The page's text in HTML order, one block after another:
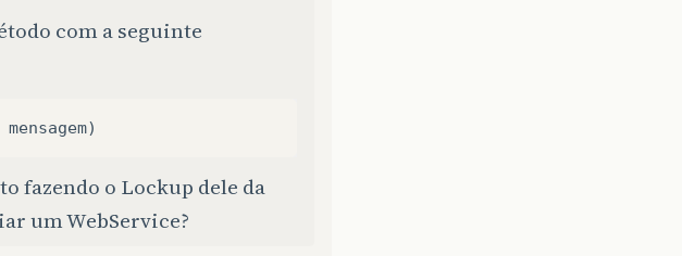
com a seguinte
mensagem)
fazendo o Lockup dele da
um WebService?